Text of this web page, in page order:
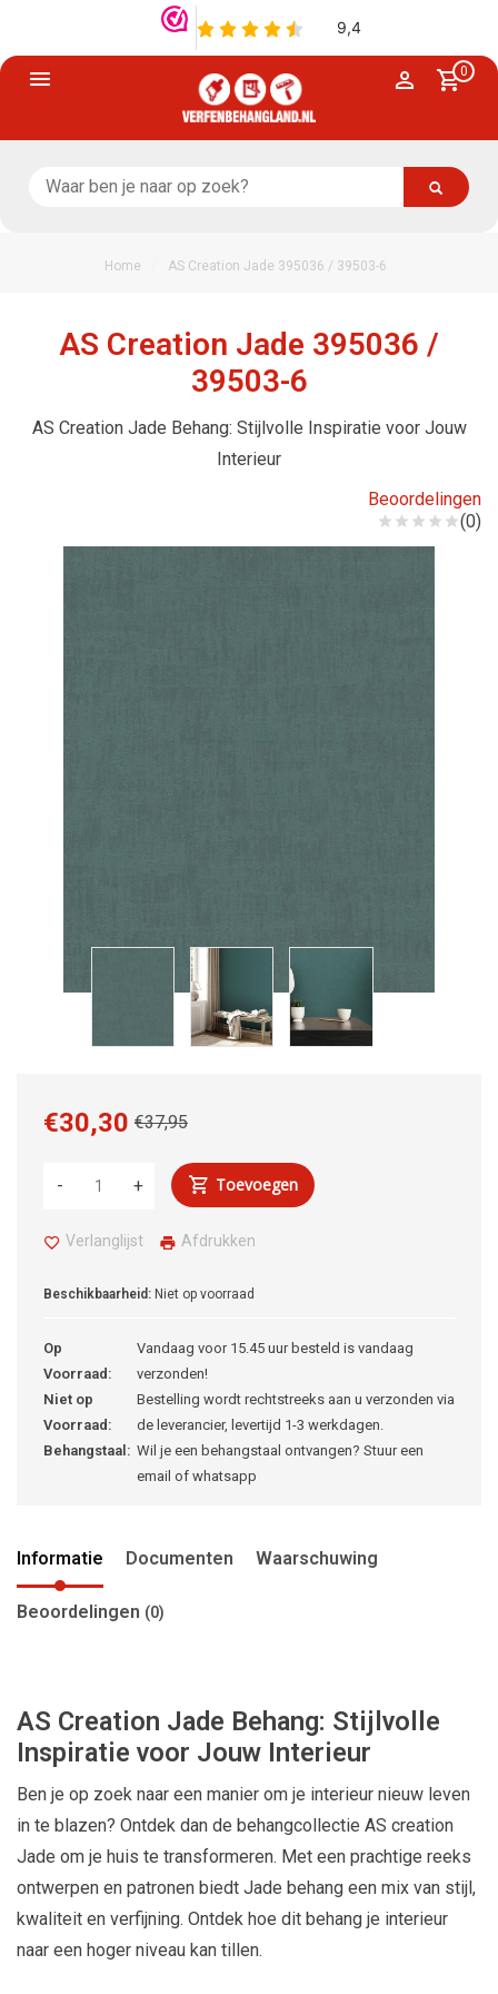
0
Home AS Creation Jade 395036 / 39503-6
AS Creation Jade 395036 /
39503-6
AS Creation Jade Behang: Stijlvolle Inspiratie voor Jouw
Interieur
Beoordelingen
(0)
€37,95
€30,30
+
- Toevoegen
Verlanglijst Afdrukken
Beschikbaarheid: Niet op voorraad
Op
Voorraad:
Vandaag voor 15.45 uur besteld is vandaag
verzonden!
Niet op
Voorraad:
Bestelling wordt rechtstreeks aan u verzonden via
de leverancier, levertijd 1-3 werkdagen.
Behangstaal: Wil je een behangstaal ontvangen? Stuur een
email of whatsapp
Informatie Documenten Waarschuwing
Beoordelingen (0)
AS Creation Jade Behang: Stijlvolle
Inspiratie voor Jouw Interieur
Ben je op zoek naar een manier om je interieur nieuw leven
in te blazen? Ontdek dan de behangcollectie AS creation
Jade om je huis te transformeren. Met een prachtige reeks
ontwerpen en patronen biedt Jade behang een mix van stijl,
kwaliteit en verfijning. Ontdek hoe dit behang je interieur
naar een hoger niveau kan tillen.